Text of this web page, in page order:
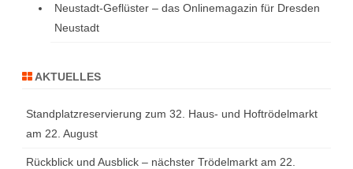
Neustadt-Geflüster – das Onlinemagazin für Dresden
Neustadt
AKTUELLES
Standplatzreservierung zum 32. Haus- und Hoftrödelmarkt
am 22. August
Rückblick und Ausblick – nächster Trödelmarkt am 22.